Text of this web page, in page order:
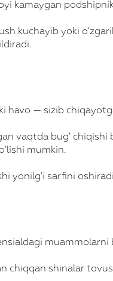
kamaygan
kuchayib yoki
havo — sizib
vaqtda bug‘ chiqishi
mumkin.
yonilg‘i sarfini
muammolarni
chiqqan shinalar